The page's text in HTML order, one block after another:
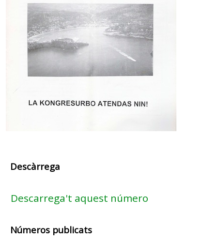
Descàrrega
Descarrega't aquest número
Números publicats